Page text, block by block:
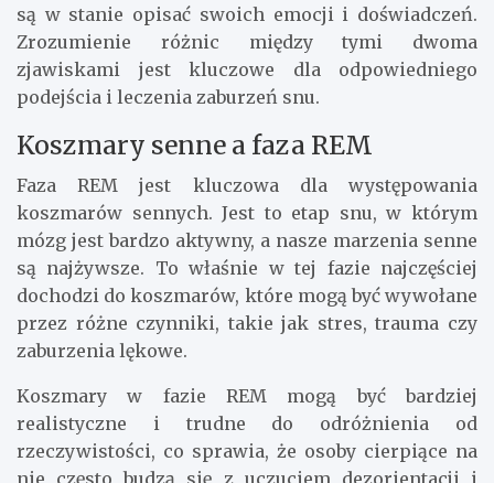
są w stanie opisać swoich emocji i doświadczeń.
Zrozumienie różnic między tymi dwoma
zjawiskami jest kluczowe dla odpowiedniego
podejścia i leczenia zaburzeń snu.
Koszmary senne a faza REM
Faza REM jest kluczowa dla występowania
koszmarów sennych. Jest to etap snu, w którym
mózg jest bardzo aktywny, a nasze marzenia senne
są najżywsze. To właśnie w tej fazie najczęściej
dochodzi do koszmarów, które mogą być wywołane
przez różne czynniki, takie jak stres, trauma czy
zaburzenia lękowe.
Koszmary w fazie REM mogą być bardziej
realistyczne i trudne do odróżnienia od
rzeczywistości, co sprawia, że osoby cierpiące na